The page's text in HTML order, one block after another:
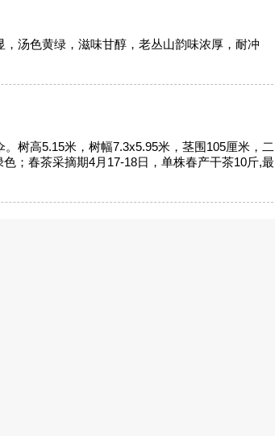
汤色黄绿，滋味甘醇，老丛山韵味浓厚，耐冲
树高5.15米，树幅7.3x5.95米，茎围105厘米，二
；春茶采摘期4月17-18日，单株春产干茶10斤,最